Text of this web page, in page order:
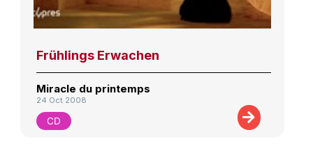
Frühlings Erwachen
Miracle du printemps
24 Oct 2008
CD